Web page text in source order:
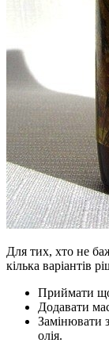
Для тих, хто не
кілька варіантів
Приймати
Додавати
Замінювати
олія.